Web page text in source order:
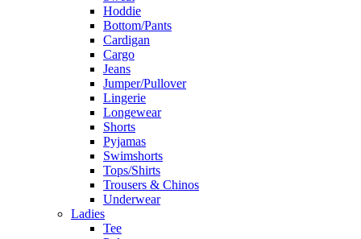
Hoddie
Bottom/Pants
Cardigan
Cargo
Jeans
Jumper/Pullover
Lingerie
Longewear
Shorts
Pyjamas
Swimshorts
Tops/Shirts
Trousers & Chinos
Underwear
Ladies
Tee